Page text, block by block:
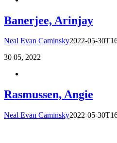
Banerjee, Arinjay
Neal Evan Caminsky2022-05-
30 05, 2022
Rasmussen, Angie
Neal Evan Caminsky2022-05-